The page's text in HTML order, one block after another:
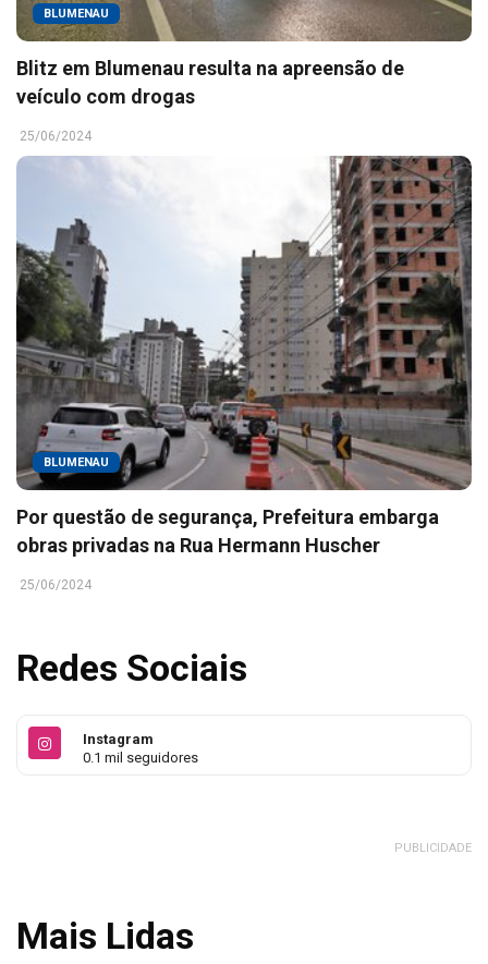
BLUMENAU
Blitz em Blumenau resulta na apreensão de
veículo com drogas
25/06/2024
BLUMENAU
Por questão de segurança, Prefeitura embarga
obras privadas na Rua Hermann Huscher
25/06/2024
Redes Sociais
Instagram
0.1 mil seguidores
PUBLICIDADE
Mais Lidas